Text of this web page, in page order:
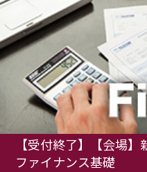
【受付終了】【会場
ファイナンス基礎